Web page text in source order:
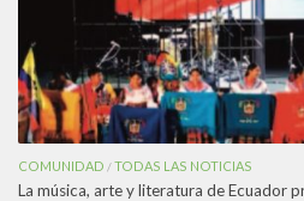
COMUNIDAD /TODAS LAS NOTICIAS
La música, arte y literatura de Ecuador